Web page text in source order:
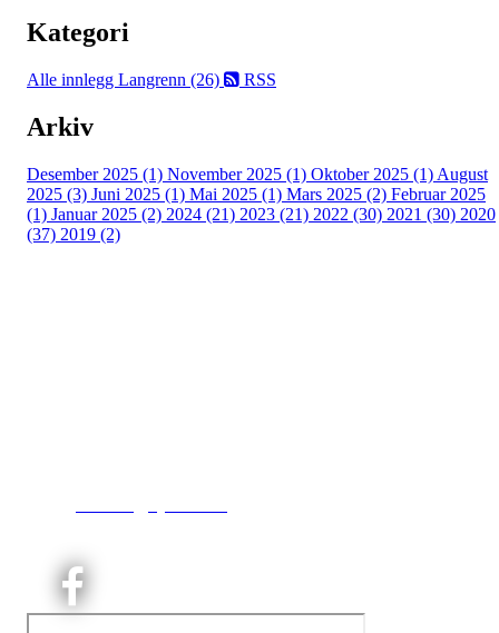
Kategori
Alle innlegg Langrenn (26) RSS
Arkiv
Desember 2025 (1) November 2025 (1) Oktober 2025 (1) August
2025 (3) Juni 2025 (1) Mai 2025 (1) Mars 2025 (2) Februar 2025
(1) Januar 2025 (2) 2024 (21) 2023 (21) 2022 (30) 2021 (30) 2020
(37) 2019 (2)